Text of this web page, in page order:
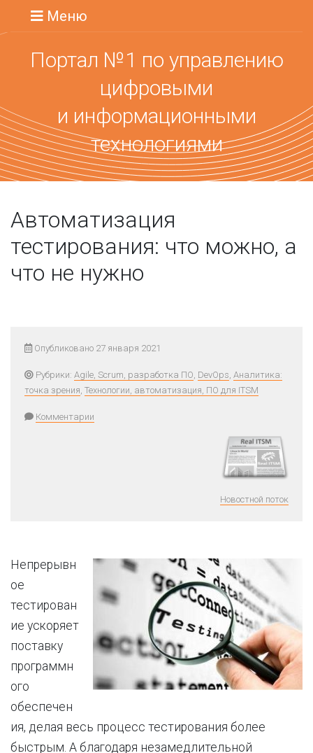
Меню
Портал №1 по управлению
цифровыми
и информационными
технологиями
Автоматизация
тестирования: что можно, а
что не нужно
Опубликовано 27 января 2021
Рубрики: Agile, Scrum, разработка ПО, DevOps, Аналитика:
точка зрения, Технологии, автоматизация, ПО для ITSM
Комментарии
Новостной поток
Непрерывн
ое
тестирован
ие ускоряет
поставку
программн
ого
обеспечен
ия, делая весь процесс тестирования более
быстрым. А благодаря незамедлительной